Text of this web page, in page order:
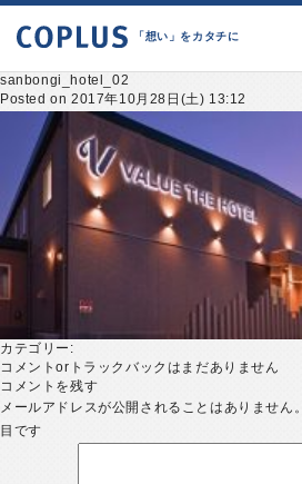
「想い」をカタチに
sanbongi_hotel_02
Posted on 2017年10月28日(土) 13:12
カテゴリー:
コメントorトラックバックはまだありません
コメントを残す
メールアドレスが公開されることはありません。
目です